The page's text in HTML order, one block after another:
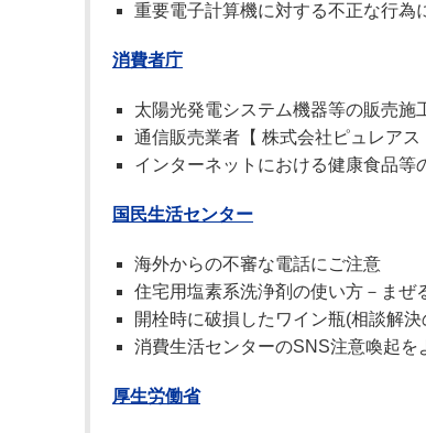
重要電子計算機に対する不正な行為
消費者庁
太陽光発電システム機器等の販売施
通信販売業者【 株式会社ピュレア
インターネットにおける健康食品
国民生活センター
海外からの不審な電話にご注意
住宅用塩素系洗浄剤の使い方－まぜ
開栓時に破損したワイン瓶(相談解
消費生活センターのSNS注意喚起を
厚生労働省